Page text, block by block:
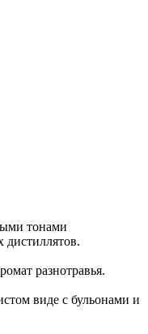
тонами
дистиллятов.
разнотравья.
виде с бульонами и